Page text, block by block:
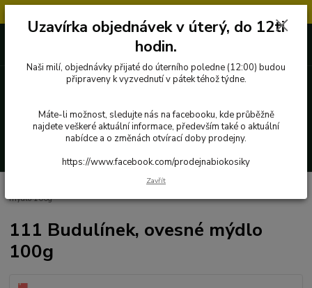
727 862 655, 737 283 505
Medarek
mýdlo 100g
111 Budulínek, ovesné mýdlo
100g
Uzavírka objednávek v úterý, do 12ti
hodin.
Naši milí, objednávky přijaté do úterního poledne (12:00) budou
připraveny k vyzvednutí v pátek téhož týdne.
Máte-li možnost, sledujte nás na facebooku, kde průběžně
najdete veškeré aktuální informace, především také o aktuální
nabídce a o změnách otvírací doby prodejny.
https://www.facebook.com/prodejnabiokosiky
Zavřít